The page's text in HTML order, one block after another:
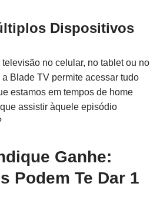
Dispositivos
no celular, no tablet ou no
Blade TV permite acessar tudo
estamos em tempos de home
assistir àquele episódio
Ganhe:
Podem Te Dar 1